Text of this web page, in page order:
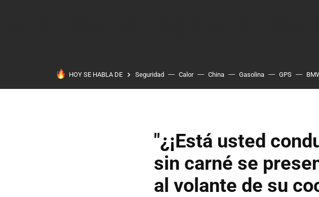
HOY SE HABLA DE Seguridad Calor China Gasolina GPS
"¿¡Está usted
sin carné se
al volante de su